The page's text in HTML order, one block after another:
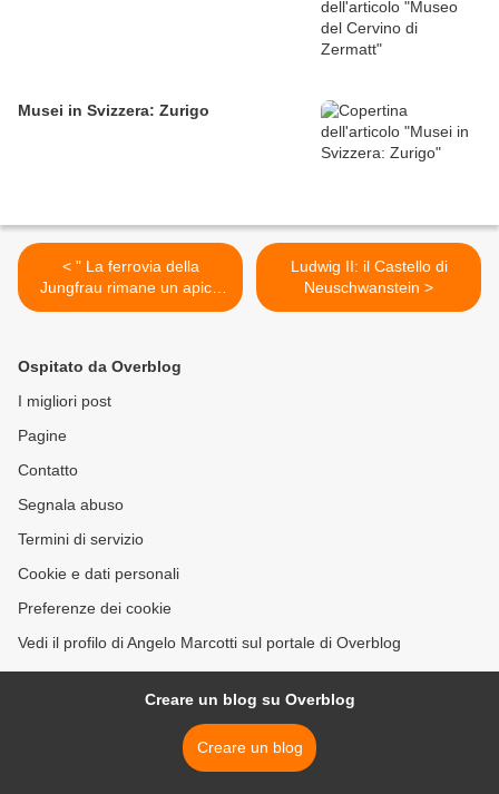
Musei in Svizzera: Zurigo
< " La ferrovia della
Jungfrau rimane un apice
turistico" di Clare O'Dea
Ludwig II: il Castello di
Neuschwanstein >
Ospitato da Overblog
I migliori post
Pagine
Contatto
Segnala abuso
Termini di servizio
Cookie e dati personali
Preferenze dei cookie
Vedi il profilo di Angelo Marcotti sul portale di Overblog
Creare un blog su Overblog
Creare un blog